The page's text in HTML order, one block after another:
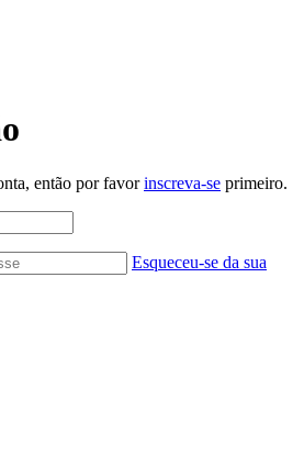
então por favorinscreva-se primeiro.
Esqueceu-se da sua